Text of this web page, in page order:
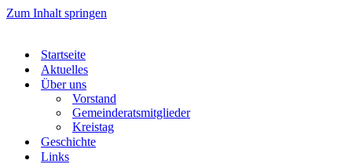
Zum Inhalt springen
Startseite
Aktuelles
Über uns
Vorstand
Gemeinderatsmitglieder
Kreistag
Geschichte
Links